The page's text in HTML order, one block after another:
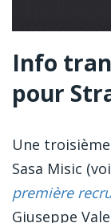
Info
pour
Une
Sasa Misic
première
Giuseppe